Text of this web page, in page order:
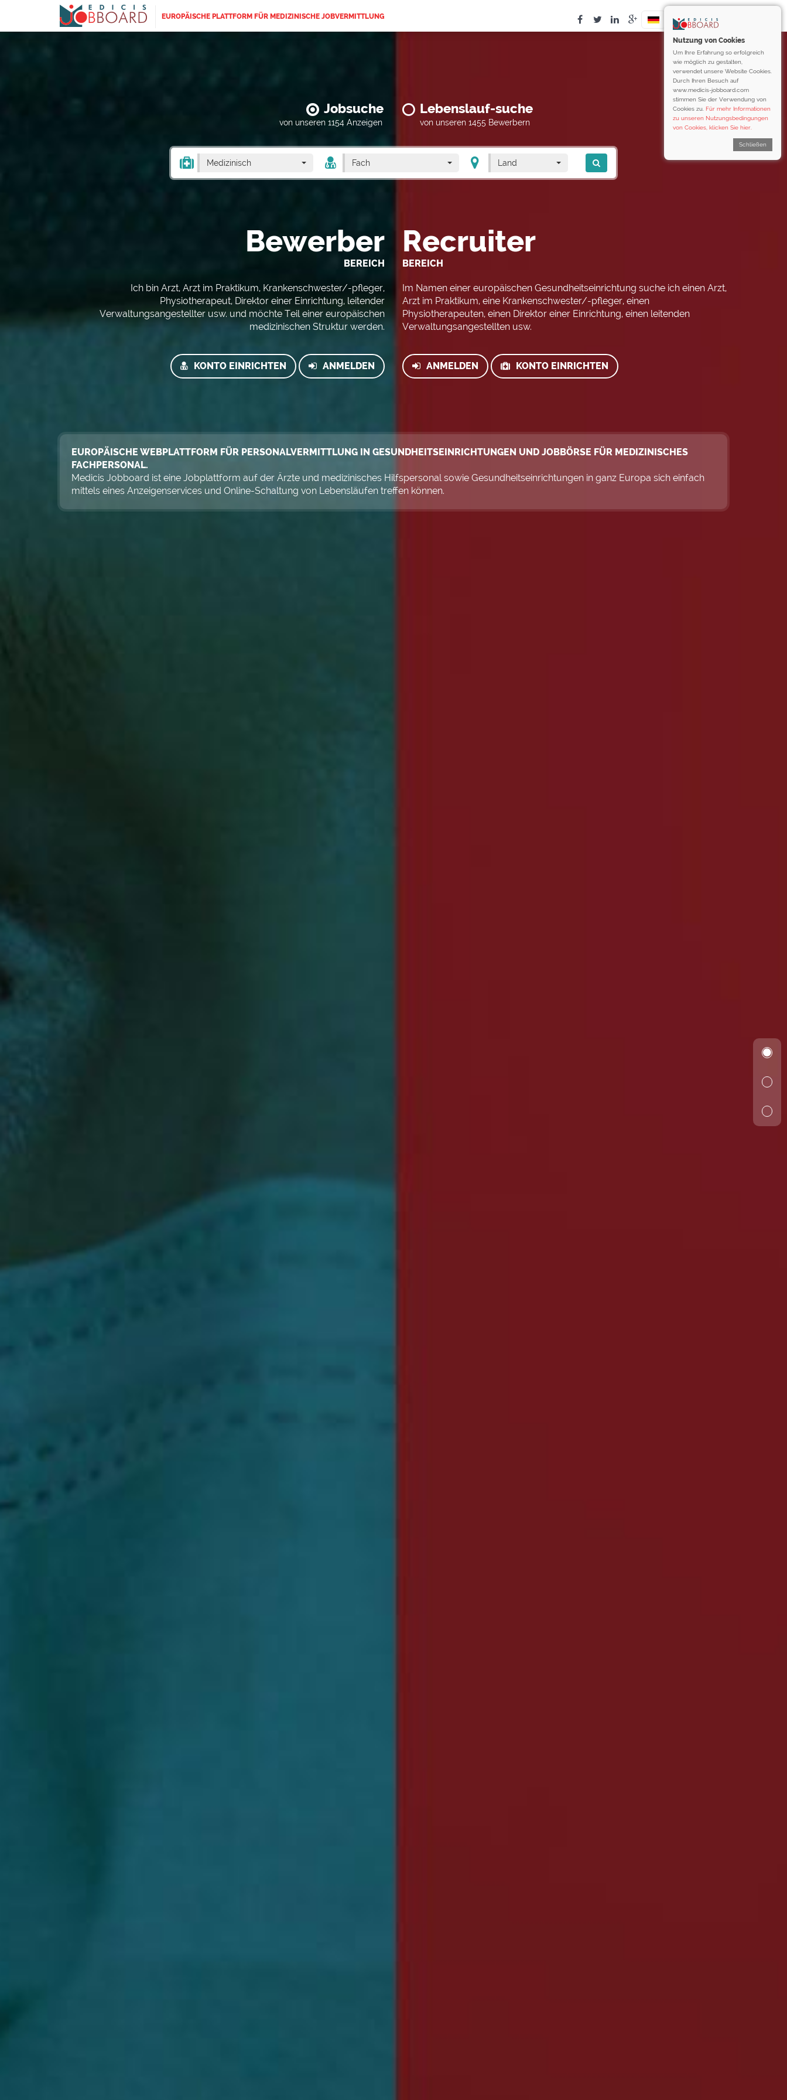
Nutzung von Cookies
Um Ihre Erfahrung so erfolgreich
wie möglich zu gestalten,
verwendet unsere Website Cookies.
Durch Ihren Besuch auf
www.medicis-jobboard.com
stimmen Sie der Verwendung von
Cookies zu. Für mehr Informationen
zu unseren Nutzungsbedingungen
von Cookies, klicken Sie hier.
Schließen
EUROPÄISCHE PLATTFORM FÜR MEDIZINISCHE JOBVERMITTLUNG
Jobsuche
von unseren 1154 Anzeigen
Lebenslauf-suche
von unseren 1455 Bewerbern
Medizinisch Fach Land
Bewerber
BEREICH
Ich bin Arzt, Arzt im Praktikum, Krankenschwester/-pfleger,
Physiotherapeut, Direktor einer Einrichtung, leitender
Verwaltungsangestellter usw. und möchte Teil einer europäischen
medizinischen Struktur werden.
KONTO EINRICHTEN ANMELDEN
Recruiter
BEREICH
Im Namen einer europäischen Gesundheitseinrichtung suche ich einen Arzt,
Arzt im Praktikum, eine Krankenschwester/-pfleger, einen
Physiotherapeuten, einen Direktor einer Einrichtung, einen leitenden
Verwaltungsangestellten usw.
ANMELDEN KONTO EINRICHTEN
EUROPÄISCHE WEBPLATTFORM FÜR PERSONALVERMITTLUNG IN GESUNDHEITSEINRICHTUNGEN UND JOBBÖRSE FÜR MEDIZINISCHES
FACHPERSONAL.
Medicis Jobboard ist eine Jobplattform auf der Ärzte und medizinisches Hilfspersonal sowie Gesundheitseinrichtungen in ganz Europa sich einfach
mittels eines Anzeigenservices und Online-Schaltung von Lebensläufen treffen können.